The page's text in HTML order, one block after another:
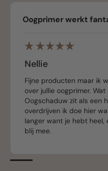
Oogprimer werkt
Nellie
Fijne producten maar ik
over jullie oogprimer.
Oogschaduw zit als een
overdrijven ik doe hier
langer want je hebt heel,
blij mee.